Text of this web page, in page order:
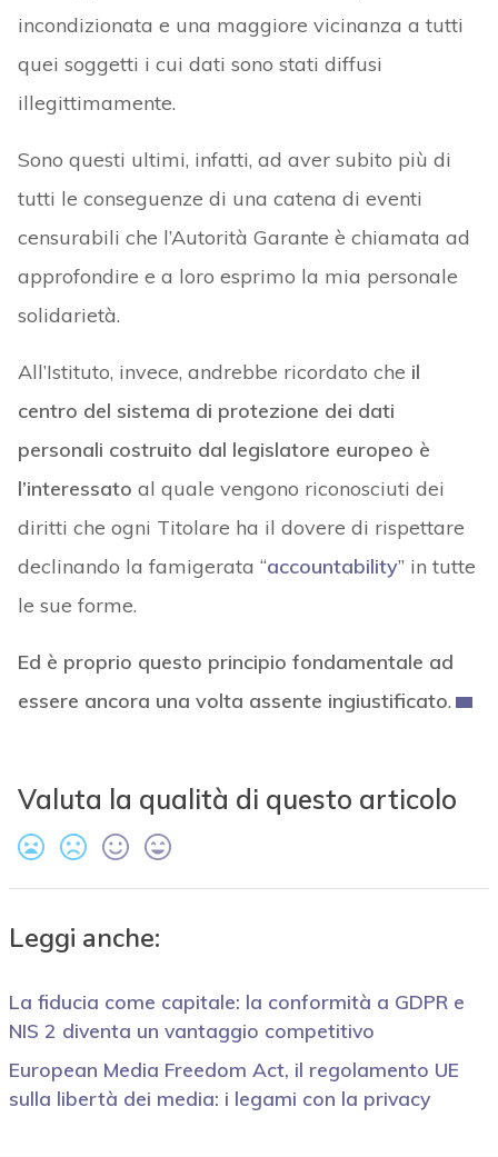
incondizionata e una maggiore vicinanza a tutti
quei soggetti i cui dati sono stati diffusi
illegittimamente.
Sono questi ultimi, infatti, ad aver subito più di
tutti le conseguenze di una catena di eventi
censurabili che l’Autorità Garante è chiamata ad
approfondire e a loro esprimo la mia personale
solidarietà.
All’Istituto, invece, andrebbe ricordato che il
centro del sistema di protezione dei dati
personali costruito dal legislatore europeo è
l’interessato al quale vengono riconosciuti dei
diritti che ogni Titolare ha il dovere di rispettare
declinando la famigerata “accountability” in tutte
le sue forme.
Ed è proprio questo principio fondamentale ad
essere ancora una volta assente ingiustificato.
Valuta la qualità di questo articolo
Leggi anche:
La fiducia come capitale: la conformità a GDPR e
NIS 2 diventa un vantaggio competitivo
European Media Freedom Act, il regolamento UE
sulla libertà dei media: i legami con la privacy